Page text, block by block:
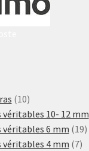
1010
produits10- 12 mm
véritables 6 mm 1919
véritables 4 mm 77